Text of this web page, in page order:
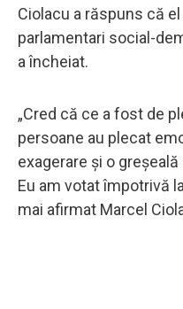
Ciolacu a răspuns că
parlamentari social-
a încheiat.
„Cred că ce a fost de
persoane au plecat
exagerare şi o
Eu am votat împotrivă
mai afirmat Marcel